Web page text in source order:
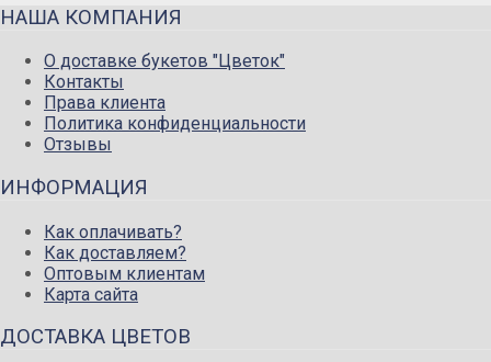
НАША КОМПАНИЯ
О доставке букетов "Цветок"
Контакты
Права клиента
Политика конфиденциальности
Отзывы
ИНФОРМАЦИЯ
Как оплачивать?
Как доставляем?
Оптовым клиентам
Карта сайта
ДОСТАВКА ЦВЕТОВ